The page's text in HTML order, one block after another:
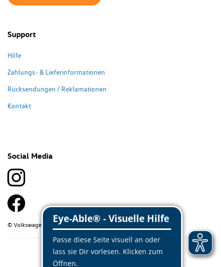
Support
Hilfe
Zahlungs- & Lieferinformationen
Rücksendungen / Reklamationen
Kontakt
Social Media
© Volkswagen Classic Parts 2026